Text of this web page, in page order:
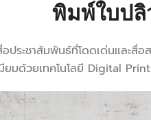
พิมพ์ใบปลิ
ประชาสัมพันธ์ที่โดดเด่นและสื่
ยมด้วยเทคโนโลยี Digital